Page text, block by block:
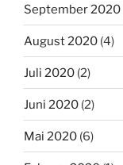
September 2020
August 2020 (4)
Juli 2020 (2)
Juni 2020 (2)
Mai 2020 (6)